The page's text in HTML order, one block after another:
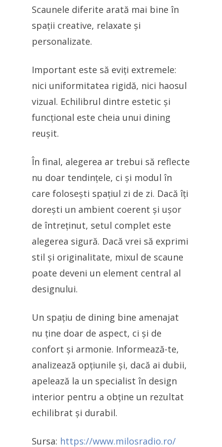
Scaunele diferite arată mai bine în
spații creative, relaxate și
personalizate.
Important este să eviți extremele:
nici uniformitatea rigidă, nici haosul
vizual. Echilibrul dintre estetic și
funcțional este cheia unui dining
reușit.
În final, alegerea ar trebui să reflecte
nu doar tendințele, ci și modul în
care folosești spațiul zi de zi. Dacă îți
dorești un ambient coerent și ușor
de întreținut, setul complet este
alegerea sigură. Dacă vrei să exprimi
stil și originalitate, mixul de scaune
poate deveni un element central al
designului.
Un spațiu de dining bine amenajat
nu ține doar de aspect, ci și de
confort și armonie. Informează-te,
analizează opțiunile și, dacă ai dubii,
apelează la un specialist în design
interior pentru a obține un rezultat
echilibrat și durabil.
Sursa: https://www.milosradio.ro/